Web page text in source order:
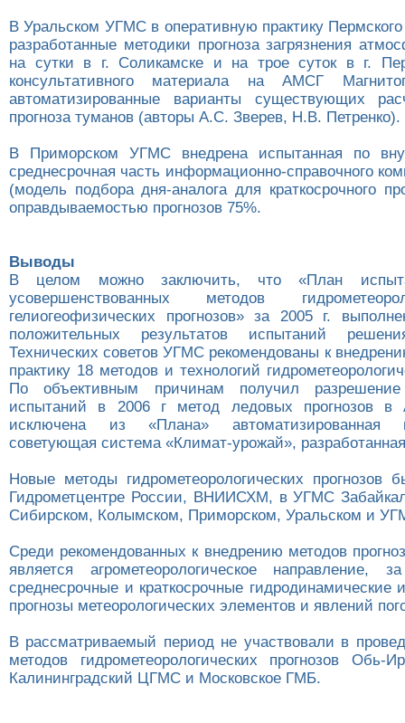
В Уральском УГМС в оперативную практику
разработанные методики прогноза загрязнения
на сутки в г. Соликамске и на трое суток в г.
консультативного материала на АМСГ
автоматизированные варианты существующих
прогноза туманов (авторы А.С. Зверев, Н.В. Петренко).
В Приморском УГМС внедрена испытанная по
среднесрочная часть информационно-справочного
(модель подбора дня-аналога для краткосрочного
оправдываемостью прогнозов 75%.
Выводы
В целом можно заключить, что «План
усовершенствованных методов
гелиогеофизических прогнозов» за 2005 г.
положительных результатов испытаний
Технических советов УГМС рекомендованы к
практику 18 методов и технологий
По объективным причинам получил
испытаний в 2006 г метод ледовых прогнозов
исключена из «Плана» автоматизированная
советующая система «Климат-урожай»,
Новые методы гидрометеорологических прогнозов
Гидрометцентре России, ВНИИСХМ, в УГМС
Сибирском, Колымском, Приморском, Уральском и
Среди рекомендованных к внедрению методов
является агрометеорологическое направление,
среднесрочные и краткосрочные гидродинамические
прогнозы метеорологических элементов и явлений
В рассматриваемый период не участвовали в
методов гидрометеорологических прогнозов Обь-
Калининградский ЦГМС и Московское ГМБ.